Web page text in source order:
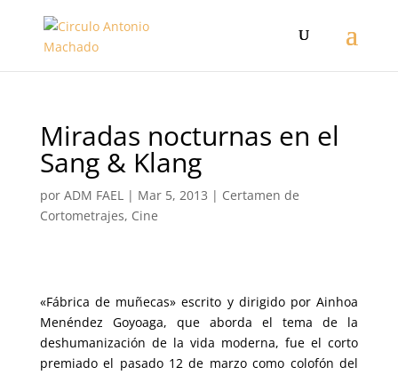
Miradas nocturnas en el
Sang & Klang
por ADM FAEL| Mar 5, 2013 | Certamen de
Cortometrajes, Cine
«Fábrica de muñecas» escrito y dirigido por Ainhoa
Menéndez Goyoaga, que aborda el tema de la
deshumanización de la vida moderna, fue el corto
premiado el pasado 12 de marzo como colofón del